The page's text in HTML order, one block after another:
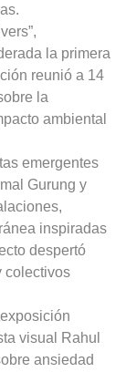
la primera
reunió a 14
la
ambiental
emergentes
Gurung y
inspiradas
despertó
colectivos
visual Rahul
ansiedad